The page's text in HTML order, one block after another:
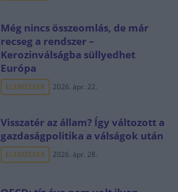
Még nincs összeomlás, de már
recseg a rendszer –
Kerozinválságba süllyedhet
Európa
ELEMZÉSEK 2026. ápr. 22.
Visszatér az állam? Így változott a
gazdaságpolitika a válságok után
ELEMZÉSEK 2026. ápr. 28.